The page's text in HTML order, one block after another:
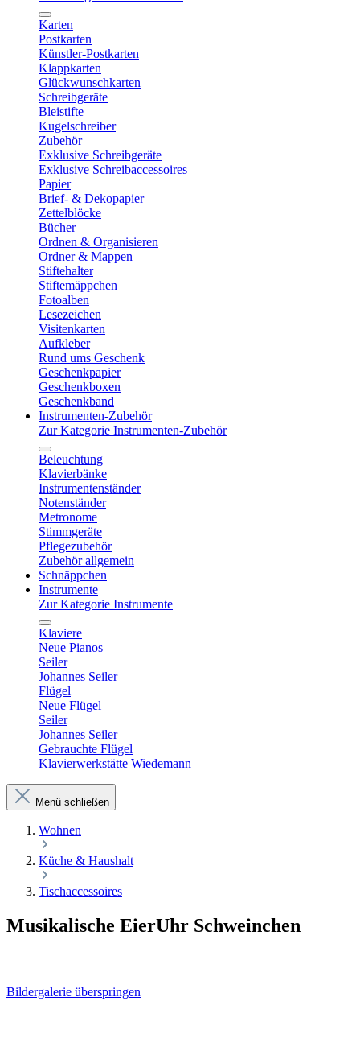
Karten
Postkarten
Künstler-Postkarten
Klappkarten
Glückwunschkarten
Schreibgeräte
Bleistifte
Kugelschreiber
Zubehör
Exklusive Schreibgeräte
Exklusive Schreibaccessoires
Papier
Brief- & Dekopapier
Zettelblöcke
Bücher
Ordnen & Organisieren
Ordner & Mappen
Stiftehalter
Stiftemäppchen
Fotoalben
Lesezeichen
Visitenkarten
Aufkleber
Rund ums Geschenk
Geschenkpapier
Geschenkboxen
Geschenkband
Instrumenten-Zubehör
Zur Kategorie Instrumenten-Zubehör
Beleuchtung
Klavierbänke
Instrumentenständer
Notenständer
Metronome
Stimmgeräte
Pflegezubehör
Zubehör allgemein
Schnäppchen
Instrumente
Zur Kategorie Instrumente
Klaviere
Neue Pianos
Seiler
Johannes Seiler
Flügel
Neue Flügel
Seiler
Johannes Seiler
Gebrauchte Flügel
Klavierwerkstätte Wiedemann
Menü schließen
Wohnen
Küche & Haushalt
Tischaccessoires
Musikalische EierUhr Schweinchen
Bildergalerie überspringen